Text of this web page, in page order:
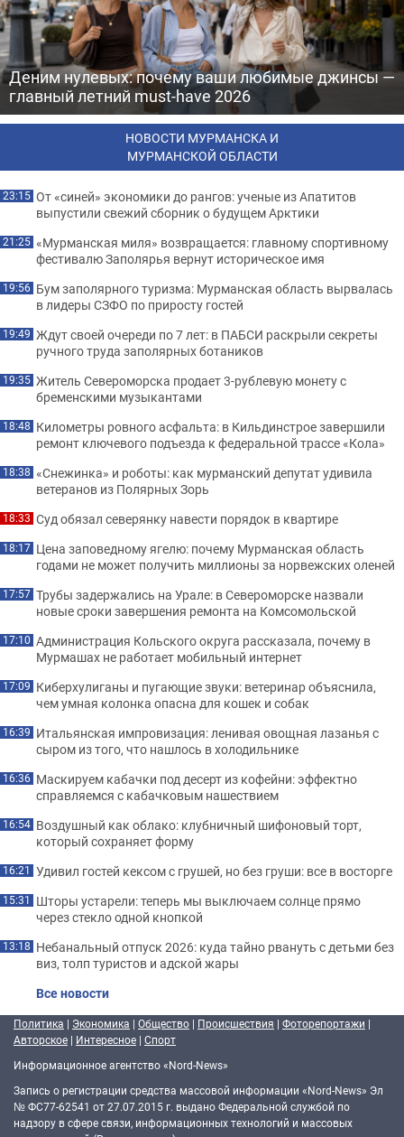
Деним нулевых: почему ваши любимые джинсы —
главный летний must-have 2026
НОВОСТИ МУРМАНСКА И
МУРМАНСКОЙ ОБЛАСТИ
23:15 От «синей» экономики до рангов: ученые из Апатитов
выпустили свежий сборник о будущем Арктики
21:25 «Мурманская миля» возвращается: главному спортивному
фестивалю Заполярья вернут историческое имя
19:56 Бум заполярного туризма: Мурманская область вырвалась
в лидеры СЗФО по приросту гостей
19:49 Ждут своей очереди по 7 лет: в ПАБСИ раскрыли секреты
ручного труда заполярных ботаников
19:35 Житель Североморска продает 3-рублевую монету с
бременскими музыкантами
18:48 Километры ровного асфальта: в Кильдинстрое завершили
ремонт ключевого подъезда к федеральной трассе «Кола»
18:38 «Снежинка» и роботы: как мурманский депутат удивила
ветеранов из Полярных Зорь
18:33 Суд обязал северянку навести порядок в квартире
18:17 Цена заповедному ягелю: почему Мурманская область
годами не может получить миллионы за норвежских оленей
17:57 Трубы задержались на Урале: в Североморске назвали
новые сроки завершения ремонта на Комсомольской
17:10 Администрация Кольского округа рассказала, почему в
Мурмашах не работает мобильный интернет
17:09 Киберхулиганы и пугающие звуки: ветеринар объяснила,
чем умная колонка опасна для кошек и собак
16:39 Итальянская импровизация: ленивая овощная лазанья с
сыром из того, что нашлось в холодильнике
16:36 Маскируем кабачки под десерт из кофейни: эффектно
справляемся с кабачковым нашествием
16:54 Воздушный как облако: клубничный шифоновый торт,
который сохраняет форму
16:21 Удивил гостей кексом с грушей, но без груши: все в восторге
15:31 Шторы устарели: теперь мы выключаем солнце прямо
через стекло одной кнопкой
13:18 Небанальный отпуск 2026: куда тайно рвануть с детьми без
виз, толп туристов и адской жары
Все новости
Политика | Экономика | Общество | Происшествия | Фоторепортажи |
Авторское | Интересное | Спорт
Информационное агентство «Nord-News»
Запись о регистрации средства массовой информации «Nord-News» Эл
№ ФС77-62541 от 27.07.2015 г. выдано Федеральной службой по
надзору в сфере связи, информационных технологий и массовых